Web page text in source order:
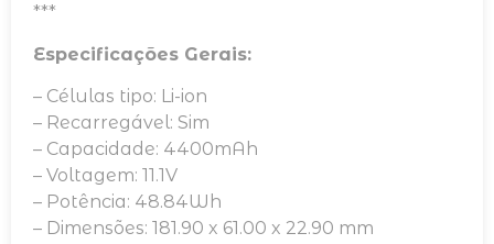
***
Especificações Gerais:
– Células tipo: Li-ion
– Recarregável: Sim
– Capacidade: 4400mAh
– Voltagem: 11.1V
– Potência: 48.84Wh
– Dimensões: 181.90 x 61.00 x 22.90 mm